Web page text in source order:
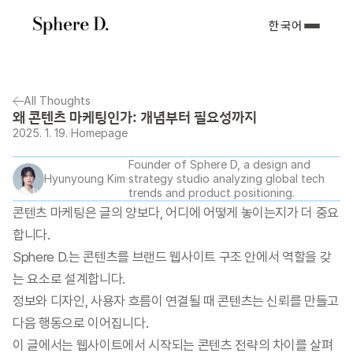
한국어
All Thoughts
왜 콘텐츠 마케팅인가: 개념부터 필요성까지
2025. 1. 19. Homepage
Hyunyoung Kim
Founder of Sphere D, a design and
strategy studio analyzing global tech
trends and product positioning.
콘텐츠 마케팅은 글의 양보다, 어디에 어떻게 놓이는지가 더 중요
합니다.
Sphere D.는 콘텐츠를 브랜드 웹사이트 구조 안에서 역할을 갖
는 요소로 설계합니다.
정보와 디자인, 사용자 흐름이 연결될 때 콘텐츠는 신뢰를 만들고
다음 행동으로 이어집니다.
이 글에서는 웹사이트에서 시작되는 콘텐츠 전략의 차이를 살펴